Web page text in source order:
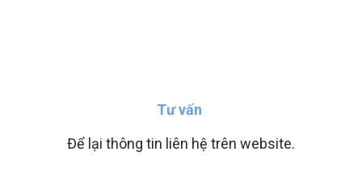
Tư vấn
Để lại thông tin liên hệ trên website.